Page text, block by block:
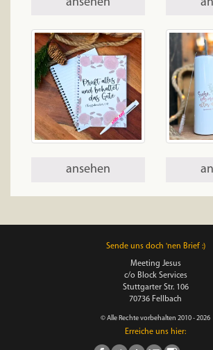
ansehen
Sende uns doch 'nen Brief :)
Meeting Jesus
c/o Block Services
Stuttgarter Str. 106
70736 Fellbach
© Alle Rechte vorbehalten 2010 - 2026
Erreiche uns hier: